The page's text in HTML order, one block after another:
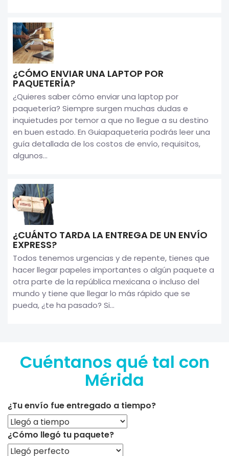
¿CÓMO ENVIAR UNA LAPTOP POR
PAQUETERÍA?
¿Quieres saber cómo enviar una laptop por
paquetería? Siempre surgen muchas dudas e
inquietudes por temor a que no llegue a su destino
en buen estado. En Guiapaqueteria podrás leer una
guía detallada de los costos de envío, requisitos,
algunos...
¿CUÁNTO TARDA LA ENTREGA DE UN ENVÍO
EXPRESS?
Todos tenemos urgencias y de repente, tienes que
hacer llegar papeles importantes o algún paquete a
otra parte de la república mexicana o incluso del
mundo y tiene que llegar lo más rápido que se
pueda, ¿te ha pasado? Si...
Cuéntanos qué tal con
Mérida
¿Tu envío fue entregado a tiempo?
¿Cómo llegó tu paquete?